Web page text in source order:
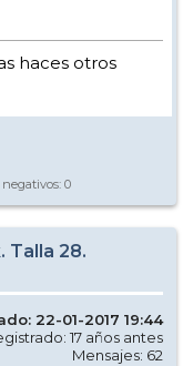
haces otros
negativos: 0
Talla 28.
22-01-2017 19:44
17 años antes
Mensajes: 62